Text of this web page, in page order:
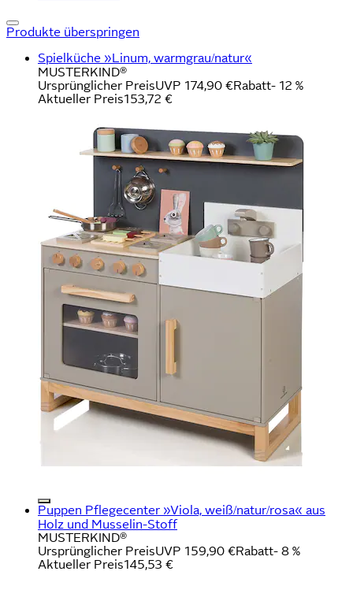
Produkte überspringen
Spielküche »Linum, warmgrau/natur«
MUSTERKIND®
Ursprünglicher PreisUVP 174,90 €Rabatt- 12 %
Aktueller Preis153,72 €
Puppen Pflegecenter »Viola, weiß/natur/rosa« aus
Holz und Musselin-Stoff
MUSTERKIND®
Ursprünglicher PreisUVP 159,90 €Rabatt- 8 %
Aktueller Preis145,53 €